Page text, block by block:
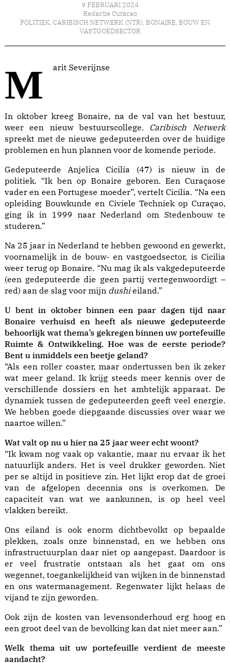
9 FEBRUARI 2024
Redactie Curacao
POLITIEK, CARIBISCH NETWERK (NTR), BONAIRE, BOUW EN
VASTGOEDSECTOR
Marit Severijnse
In oktober kreeg Bonaire, na de val van het bestuur,
weer een nieuw bestuurscollege. Caribisch Netwerk
spreekt met de nieuwe gedeputeerden over de huidige
problemen en hun plannen voor de komende periode.
Gedeputeerde Anjelica Cicilia (47) is nieuw in de
politiek. “Ik ben op Bonaire geboren. Een Curaçaose
vader en een Portugese moeder”, vertelt Cicilia. “Na een
opleiding Bouwkunde en Civiele Techniek op Curaçao,
ging ik in 1999 naar Nederland om Stedenbouw te
studeren.”
Na 25 jaar in Nederland te hebben gewoond en gewerkt,
voornamelijk in de bouw- en vastgoedsector, is Cicilia
weer terug op Bonaire. “Nu mag ik als vakgedeputeerde
(een gedeputeerde die geen partij vertegenwoordigt –
red) aan de slag voor mijn dushieiland.”
U bent in oktober binnen een paar dagen tijd naar
Bonaire verhuisd en heeft als nieuwe gedeputeerde
behoorlijk wat thema’s gekregen binnen uw portefeuille
Ruimte & Ontwikkeling. Hoe was de eerste periode?
Bent u inmiddels een beetje geland?
“Als een roller coaster, maar ondertussen ben ik zeker
wat meer geland. Ik krijg steeds meer kennis over de
verschillende dossiers en het ambtelijk apparaat. De
dynamiek tussen de gedeputeerden geeft veel energie.
We hebben goede diepgaande discussies over waar we
naartoe willen.”
Wat valt op nu u hier na 25 jaar weer echt woont?
“Ik kwam nog vaak op vakantie, maar nu ervaar ik het
natuurlijk anders. Het is veel drukker geworden. Niet
per se altijd in positieve zin. Het lijkt erop dat de groei
van de afgelopen decennia ons is overkomen. De
capaciteit van wat we aankunnen, is op heel veel
vlakken bereikt.
Ons eiland is ook enorm dichtbevolkt op bepaalde
plekken, zoals onze binnenstad, en we hebben ons
infrastructuurplan daar niet op aangepast. Daardoor is
er veel frustratie ontstaan als het gaat om ons
wegennet, toegankelijkheid van wijken in de binnenstad
en ons watermanagement. Regenwater lijkt helaas de
vijand te zijn geworden.
Ook zijn de kosten van levensonderhoud erg hoog en
een groot deel van de bevolking kan dat niet meer aan.”
Welk thema uit uw portefeuille verdient de meeste
aandacht?